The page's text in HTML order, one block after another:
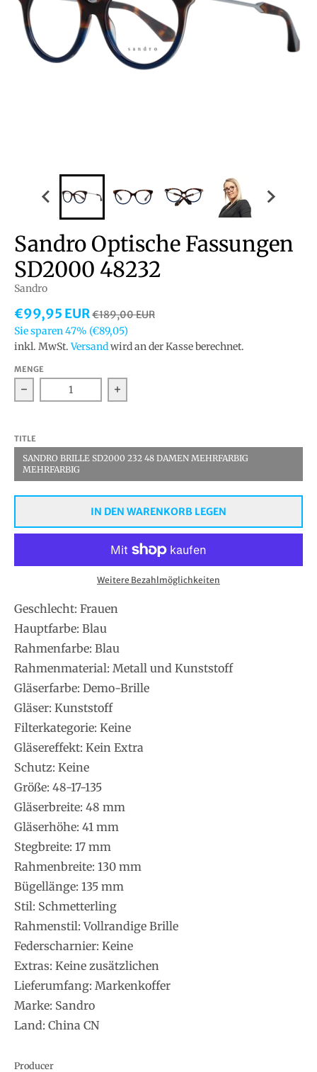
Sandro Optische Fassungen
SD2000 48232
Sandro
€99,95 EUR€189,00 EUR
Sie sparen 47% (€89,05)
inkl. MwSt.Versandwird an der Kasse berechnet.
MENGE
Verringern Sie die Menge für Sandro Optische
Erhöhen Sie die Menge für Sandro
TITLE
SANDRO BRILLE SD2000 232 48 DAMEN MEHRFARBIG
MEHRFARBIG
IN DEN WARENKORB LEGEN
Weitere Bezahlmöglichkeiten
Geschlecht: Frauen
Hauptfarbe: Blau
Rahmenfarbe: Blau
Rahmenmaterial: Metall und Kunststoff
Gläserfarbe: Demo-Brille
Gläser: Kunststoff
Filterkategorie: Keine
Gläsereffekt: Kein Extra
Schutz: Keine
Größe: 48-17-135
Gläserbreite: 48 mm
Gläserhöhe: 41 mm
Stegbreite: 17 mm
Rahmenbreite: 130 mm
Bügellänge: 135 mm
Stil: Schmetterling
Rahmenstil: Vollrandige Brille
Federscharnier: Keine
Extras: Keine zusätzlichen
Lieferumfang: Markenkoffer
Marke: Sandro
Land: China CN
Producer